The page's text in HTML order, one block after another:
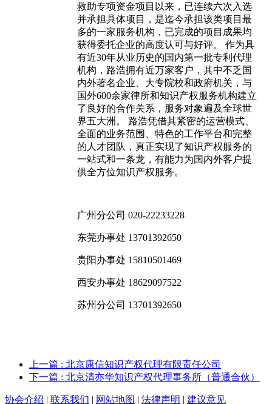
救助专项资金项目以来，已连续六次入选
并承担具体项目，是迄今承担该类项目最
多的一家服务机构，已完成的项目成果均
获得委托企业的高度认可与好评。 作为具
有近30年从业历史的国内第一批专利代理
机构，路浩拥有近万家客户，其中不乏国
内外著名企业、大专院校和政府机关，与
国外600余家律所和知识产权服务机构建立
了良好的合作关系，服务对象遍及全球世
界五大洲。 路浩凭借其紧密的运营模式、
全面的业务范围、特色的工作平台和完整
的人才团队，真正实现了知识产权服务的
一站式和一条龙，有能力为国内外客户提
供全方位知识产权服务。
广州分公司 020-22233228
东莞办事处 13701392650
贵阳办事处 15810501469
西安办事处 18629097522
苏州分公司 13701392650
上一篇 : 北京康信知识产权代理有限责任公司
下一篇 : 北京清亦华知识产权代理事务所（普通合伙）
协会介绍 | 联系我们 | 网站地图 | 法律声明 | 建议意见